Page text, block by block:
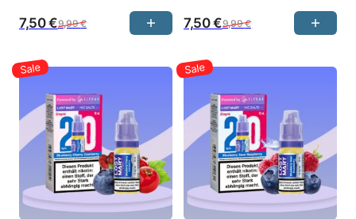
9,99€
7,50€ 9,99€
7,50€